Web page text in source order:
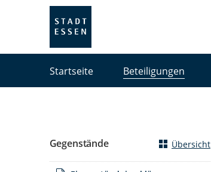
Startseite Beteiligungen
Gegenstände Übersicht